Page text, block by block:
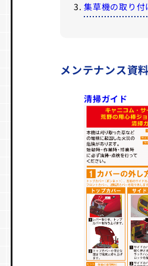
集草機の取り付
メンテナンス資
清掃ガイド